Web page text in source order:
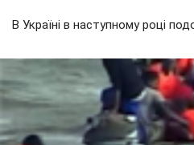
В Україні в наступному році